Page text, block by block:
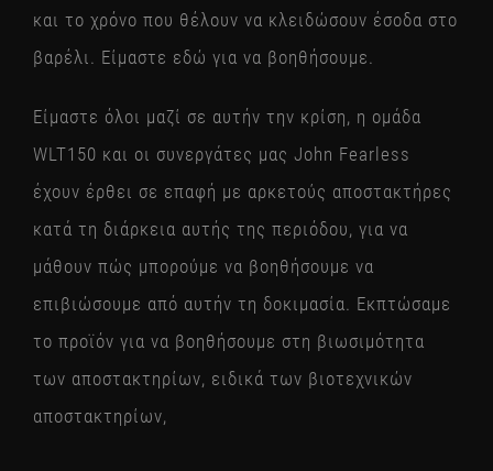
και το χρόνο που θέλουν να κλειδώσουν έσοδα στο
βαρέλι. Είμαστε εδώ για να βοηθήσουμε.
Είμαστε όλοι μαζί σε αυτήν την κρίση, η ομάδα
WLT150 και οι συνεργάτες μας John Fearless
έχουν έρθει σε επαφή με αρκετούς αποστακτήρες
κατά τη διάρκεια αυτής της περιόδου, για να
μάθουν πώς μπορούμε να βοηθήσουμε να
επιβιώσουμε από αυτήν τη δοκιμασία. Εκπτώσαμε
το προϊόν για να βοηθήσουμε στη βιωσιμότητα
των αποστακτηρίων, ειδικά των βιοτεχνικών
αποστακτηρίων,